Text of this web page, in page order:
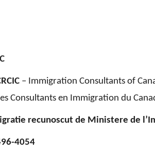
– Immigration Consultants of
Consultants en Immigration du
recunoscut de Ministere de
4054